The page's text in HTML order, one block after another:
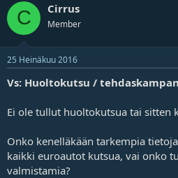
C Cirrus
Member
25 Heinäkuu 2016
Vs: Huoltokutsu /
Ei ole tullut huoltokutsua tai sitten
Onko kenelläkään tarkempia
kaikki euroautot kutsua, vai onko
valmistamia?